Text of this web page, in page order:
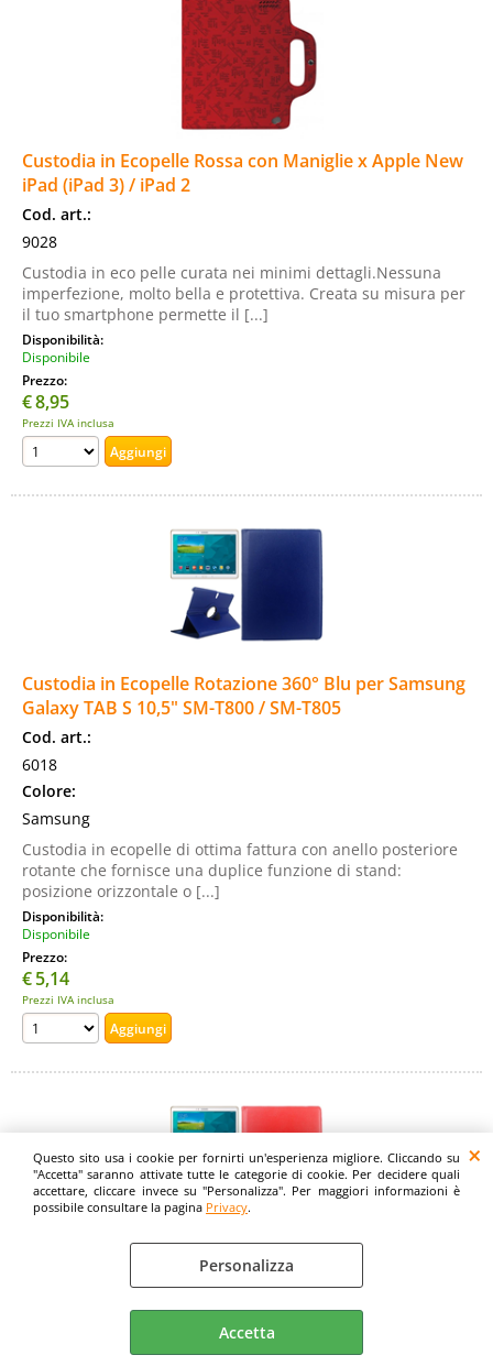
Questo sito usa i cookie per fornirti un'esperienza migliore. Cliccando su
"Accetta" saranno attivate tutte le categorie di cookie. Per decidere quali
accettare, cliccare invece su "Personalizza". Per maggiori informazioni è
possibile consultare la pagina Privacy.
Personalizza
Accetta
Custodia in Ecopelle Rossa con Maniglie x Apple New
iPad (iPad 3) / iPad 2
Cod. art.:
9028
Custodia in eco pelle curata nei minimi dettagli.Nessuna
imperfezione, molto bella e protettiva. Creata su misura per
il tuo smartphone permette il [...]
Disponibilità:
Disponibile
Prezzo:
€8,95
Prezzi IVA inclusa
Custodia in Ecopelle Rotazione 360° Blu per Samsung
Galaxy TAB S 10,5" SM-T800 / SM-T805
Cod. art.:
6018
Colore:
Samsung
Custodia in ecopelle di ottima fattura con anello posteriore
rotante che fornisce una duplice funzione di stand:
posizione orizzontale o [...]
Disponibilità:
Disponibile
Prezzo:
€5,14
Prezzi IVA inclusa
Custodia in Ecopelle Rotazione 360° Rossa per
Samsung Galaxy TAB S 10,5" SM-T800 / SM-T805